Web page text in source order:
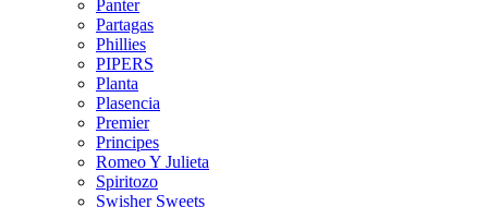
Panter
Partagas
Phillies
PIPERS
Planta
Plasencia
Premier
Principes
Romeo Y Julieta
Spiritozo
Swisher Sweets